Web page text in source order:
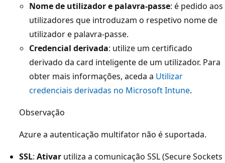
Nome de utilizador e palavra-passe: é pedido aos
utilizadores que introduzam o respetivo nome de
utilizador e palavra-passe.
Credencial derivada: utilize um certificado
derivado da card inteligente de um utilizador. Para
obter mais informações, aceda a Utilizar
credenciais derivadas no Microsoft Intune.
Observação
Azure a autenticação multifator não é suportada.
SSL: Ativar utiliza a comunicação SSL (Secure Sockets